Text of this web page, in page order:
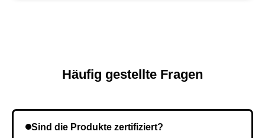
Häufig gestellte Fragen
Sind die Produkte zertifiziert?